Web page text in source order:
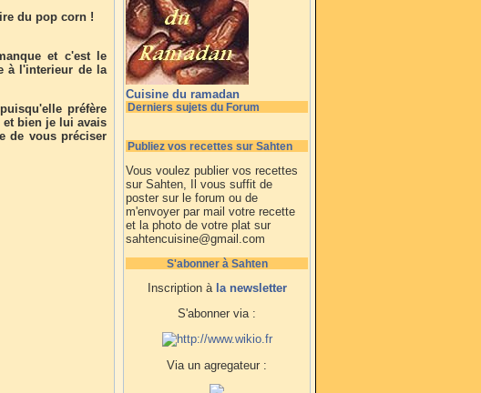
du pop corn !
et c'est le
à l'interieur de la
préfère
bien je lui avais
de vous préciser
Cuisine du ramadan
Derniers sujets du Forum
Publiez vos recettes sur Sahten
Vous voulez publier vos recettes
sur Sahten, Il vous suffit de
poster sur le forum ou de
m'envoyer par mail votre recette
et la photo de votre plat sur
sahtencuisine@gmail.com
S'abonner à Sahten
Inscription à la newsletter
S'abonner via :
Via un agregateur :